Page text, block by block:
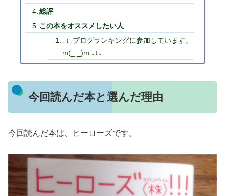
総評
この本をオススメしたい人
↓↓↓ブログランキングに参加しています。
m(_ _)m ↓↓↓
今回読んだ本と選んだ理由
今回読んだ本は、ヒーローズです。